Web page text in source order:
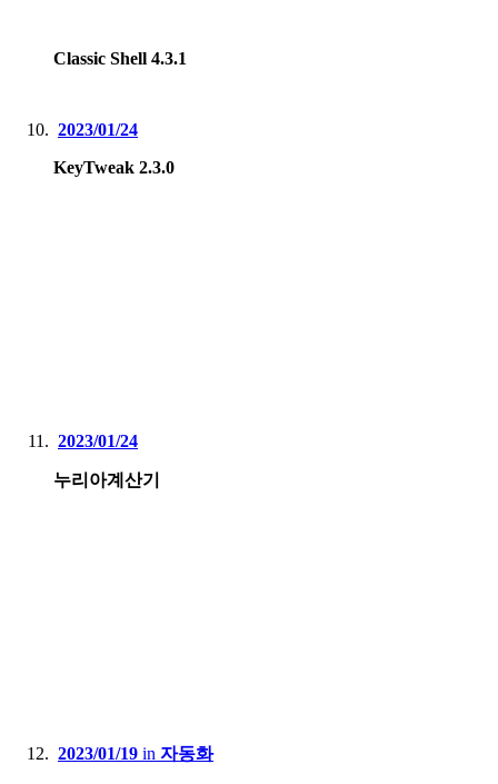
Classic Shell 4.3.1
2023/01/24
KeyTweak 2.3.0
2023/01/24
누리아계산기
2023/01/19 in 자동화